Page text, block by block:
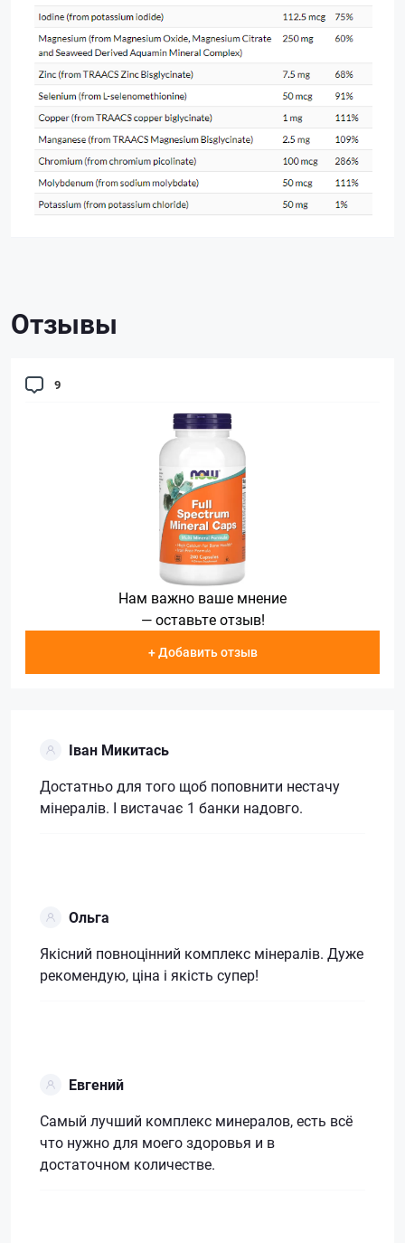
Отзывы
9
Нам важно ваше мнение
— оставьте отзыв!
+ Добавить отзыв
Іван Микитась
Достатньо для того щоб поповнити нестачу
мінералів. І вистачає 1 банки надовго.
Ольга
Якісний повноцінний комплекс мінералів. Дуже
рекомендую, ціна і якість супер!
Евгений
Самый лучший комплекс минералов, есть всё
что нужно для моего здоровья и в
достаточном количестве.